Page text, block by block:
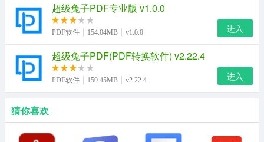
超级兔子PDF专业版 v1.0.0
PDF软件 154.04MB v1.0.0 进入
超级兔子PDF(PDF转换软件) v2.22.4
PDF软件 150.45MB v2.22.4 进入
猜你喜欢